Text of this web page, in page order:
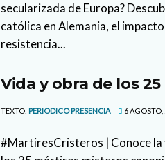
secularizada de Europa?
católica en Alemania, el
resistencia...
Vida y obra de los
TEXTO: PERIODICO PRESENCIA 6 AGOSTO,
#MartiresCristeros | Conoce la